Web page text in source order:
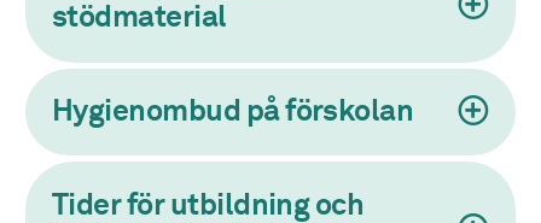
stödmaterial
Hygienombud på förskolan
Tider för utbildning och